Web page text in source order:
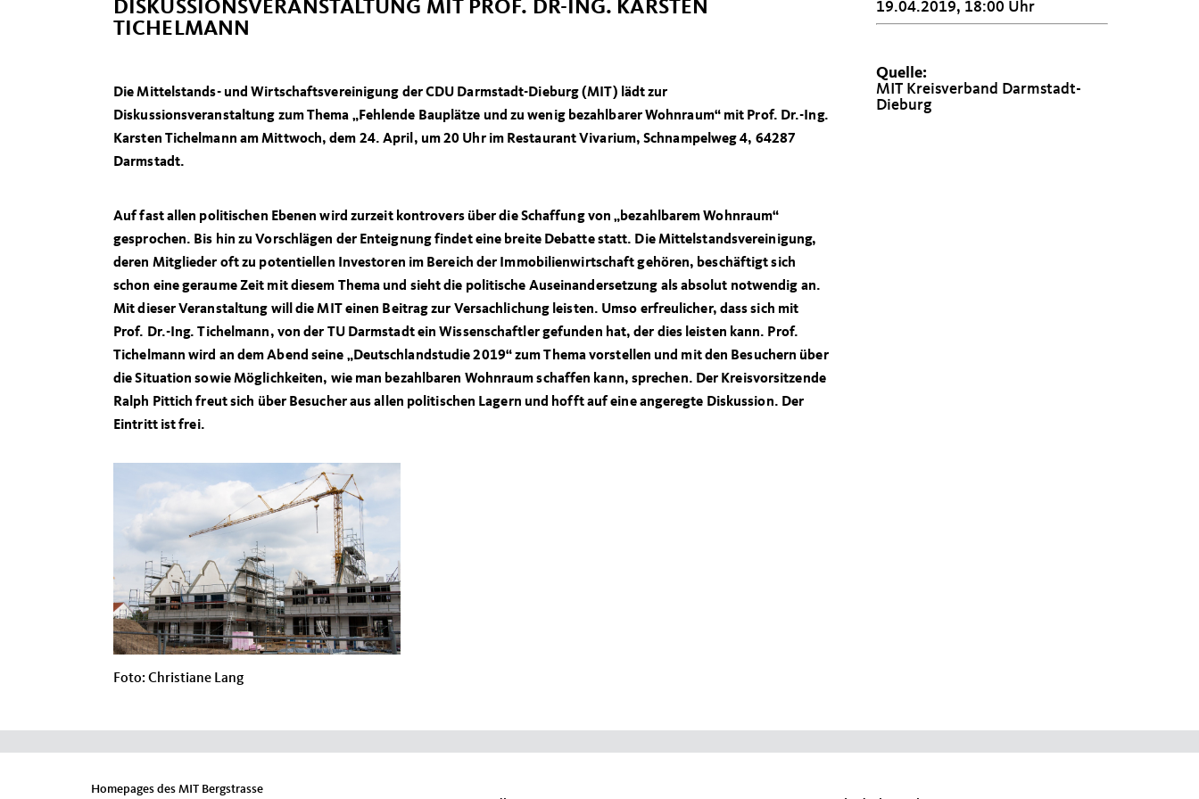
DISKUSSIONSVERANSTALTUNG MIT PROF. DR-ING. KARSTEN
TICHELMANN
Die Mittelstands- und Wirtschaftsvereinigung der CDU Darmstadt-Dieburg (MIT) lädt zur
Diskussionsveranstaltung zum Thema „Fehlende Bauplätze und zu wenig bezahlbarer Wohnraum“ mit Prof. Dr.-Ing.
Karsten Tichelmann am Mittwoch, dem 24. April, um 20 Uhr im Restaurant Vivarium, Schnampelweg 4, 64287
Darmstadt.
Auf fast allen politischen Ebenen wird zurzeit kontrovers über die Schaffung von „bezahlbarem Wohnraum“
gesprochen. Bis hin zu Vorschlägen der Enteignung findet eine breite Debatte statt. Die Mittelstandsvereinigung,
deren Mitglieder oft zu potentiellen Investoren im Bereich der Immobilienwirtschaft gehören, beschäftigt sich
schon eine geraume Zeit mit diesem Thema und sieht die politische Auseinandersetzung als absolut notwendig an.
Mit dieser Veranstaltung will die MIT einen Beitrag zur Versachlichung leisten. Umso erfreulicher, dass sich mit
Prof. Dr.-Ing. Tichelmann, von der TU Darmstadt ein Wissenschaftler gefunden hat, der dies leisten kann. Prof.
Tichelmann wird an dem Abend seine „Deutschlandstudie 2019“ zum Thema vorstellen und mit den Besuchern über
die Situation sowie Möglichkeiten, wie man bezahlbaren Wohnraum schaffen kann, sprechen. Der Kreisvorsitzende
Ralph Pittich freut sich über Besucher aus allen politischen Lagern und hofft auf eine angeregte Diskussion. Der
Eintritt ist frei.
Foto: Christiane Lang
19.04.2019, 18:00 Uhr
Quelle:
MIT Kreisverband Darmstadt-
Dieburg
Homepages des MIT Bergstrasse